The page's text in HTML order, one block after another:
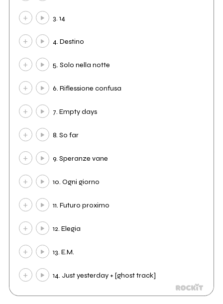
3. 14
4. Destino
5. Solo nella notte
6. Riflessione confusa
7. Empty days
8. So far
9. Speranze vane
10. Ogni giorno
11. Futuro proximo
12. Elegia
13. E.M.
14. Just yesterday + [ghost track]